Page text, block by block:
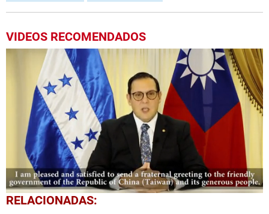
VIDEOS RECOMENDADOS
0
seconds
RELACIONADAS: